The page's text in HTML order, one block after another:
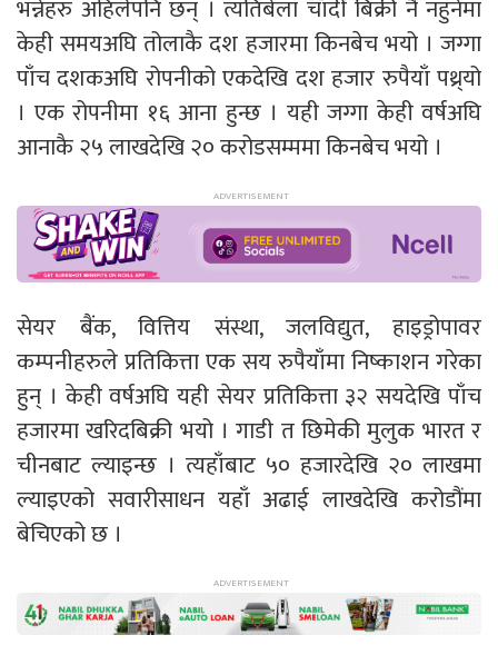
भन्नेहरु अहिलेपनि छन् । त्यतिबेला चाँदी बिक्री नै नहुनेमा
केही समयअघि तोलाकै दश हजारमा किनबेच भयो । जग्गा
पाँच दशकअघि रोपनीको एकदेखि दश हजार रुपैयाँ पथ्र्यो
। एक रोपनीमा १६ आना हुन्छ । यही जग्गा केही वर्षअघि
आनाकै २५ लाखदेखि २० करोडसम्ममा किनबेच भयो ।
सेयर बैंक, वित्तिय संस्था, जलविद्युत, हाइड्रोपावर
कम्पनीहरुले प्रतिकित्ता एक सय रुपैयाँमा निष्काशन गरेका
हुन् । केही वर्षअघि यही सेयर प्रतिकित्ता ३२ सयदेखि पाँच
हजारमा खरिदबिक्री भयो । गाडी त छिमेकी मुलुक भारत र
चीनबाट ल्याइन्छ । त्यहाँबाट ५० हजारदेखि २० लाखमा
ल्याइएको सवारीसाधन यहाँ अढाई लाखदेखि करोडौंमा
बेचिएको छ ।